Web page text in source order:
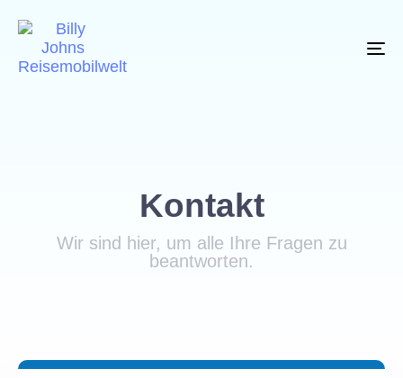
Kontakt
Wir sind hier, um alle Ihre Fragen zu
beantworten.